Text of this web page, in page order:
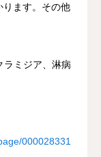
ります。その他
ミジア、淋病
000028331